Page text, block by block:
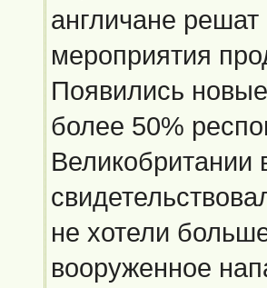
англичане
мероприятия
Появились
более 50%
не хотели
вооруженное